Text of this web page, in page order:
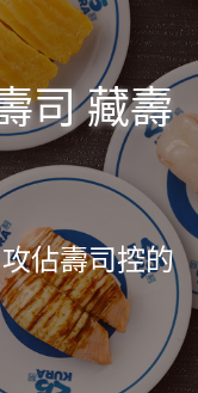
司 藏壽
佔壽司控的